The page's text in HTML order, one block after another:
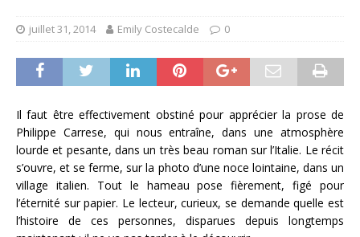
juillet 31, 2014 Emily Costecalde 0
Il faut être effectivement obstiné pour apprécier la prose de
Philippe Carrese, qui nous entraîne, dans une atmosphère
lourde et pesante, dans un très beau roman sur l’Italie. Le récit
s’ouvre, et se ferme, sur la photo d’une noce lointaine, dans un
village italien. Tout le hameau pose fièrement, figé pour
l’éternité sur papier. Le lecteur, curieux, se demande quelle est
l’histoire de ces personnes, disparues depuis longtemps